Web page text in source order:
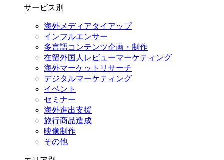
サービス別
海外メディアタイアップ
インフルエンサー
多言語コンテンツ企画・制作
在留外国⼈レビューマーケティング
海外マーケットリサーチ
デジタルマーケティング
イベント
セミナー
海外進出支援
旅行商品造成
映像制作
その他